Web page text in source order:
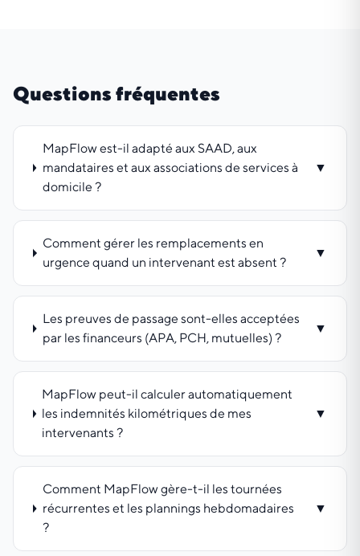
Questions fréquentes
MapFlow est-il adapté aux SAAD, aux
mandataires et aux associations de services à
domicile ?
▼
Comment gérer les remplacements en
urgence quand un intervenant est absent ?
▼
Les preuves de passage sont-elles acceptées
par les financeurs (APA, PCH, mutuelles) ?
▼
MapFlow peut-il calculer automatiquement
les indemnités kilométriques de mes
intervenants ?
▼
Comment MapFlow gère-t-il les tournées
récurrentes et les plannings hebdomadaires
?
▼